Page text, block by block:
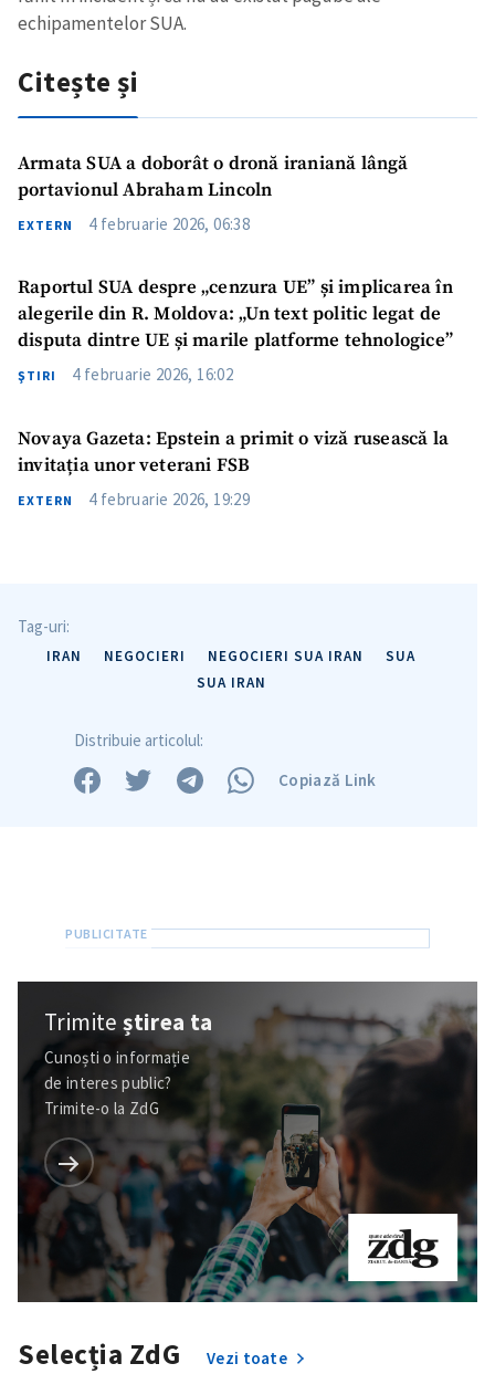
Trimite o informație
in English
echipamentelor SUA.
Citește și
Armata SUA a doborât o dronă iraniană lângă
portavionul Abraham Lincoln
EXTERN 4 februarie 2026, 06:38
Raportul SUA despre „cenzura UE” și implicarea în
alegerile din R. Moldova: „Un text politic legat de
disputa dintre UE și marile platforme tehnologice”
ŞTIRI 4 februarie 2026, 16:02
Novaya Gazeta: Epstein a primit o viză rusească la
invitația unor veterani FSB
EXTERN 4 februarie 2026, 19:29
Tag-uri:
IRAN NEGOCIERI NEGOCIERI SUA IRAN
SUA
SUA IRAN
Distribuie articolul:
Copiază Link
Trimiteștirea ta
Cunoști o informație
de interes public?
Trimite-o la ZdG
Selecția ZdG Vezi toate